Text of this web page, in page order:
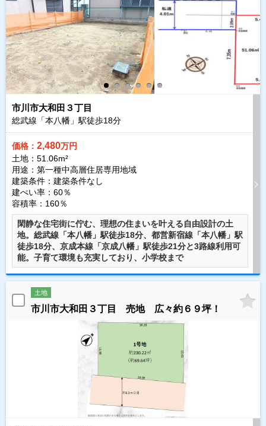
市川市大和田３丁目
総武線「本八幡」駅徒歩18分
価格： 2,480万円
土地：51.06m²
用途：第一種中高層住居専用地域
建築条件： 建築条件なし
建ぺい率：60％
容積率：160％
閑静な住宅街に佇む、理想の住まいを叶える自由設計の土
地。総武線「本八幡」駅徒歩18分、都営新宿線「本八幡」駅
徒歩18分、京成本線「京成八幡」駅徒歩21分と3路線利用可
能。子育て環境も充実しており、小学校まで
土地
市川市大和田３丁目 売地 広々約６９坪！